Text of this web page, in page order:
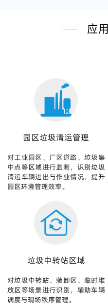
应
园区垃圾清运管理
对工业园区、厂区道路、垃圾集
中点等区域进行监测，识别垃圾
清运车辆进出与作业情况，提升
园区环境管理效率。
垃圾中转站区域
对垃圾中转站、装卸区、临时堆
放区等场景进行识别，辅助车辆
调度与现场秩序管理。